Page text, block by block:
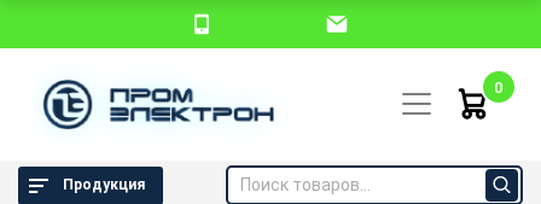
0
Продукция